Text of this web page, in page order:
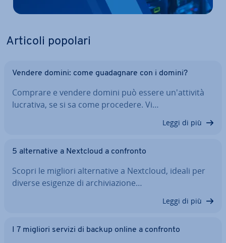
Articoli popolari
Vendere domini: come gua­da­gna­re con i domini?
Comprare e vendere domini può essere un'at­ti­vi­tà
lucrativa, se si sa come procedere. Vi…
Leggi di più
5 al­ter­na­ti­ve a Nextcloud a confronto
Scopri le migliori al­ter­na­ti­ve a Nextcloud, ideali per
diverse esigenze di ar­chi­via­zio­ne…
Leggi di più
I 7 migliori servizi di backup online a confronto